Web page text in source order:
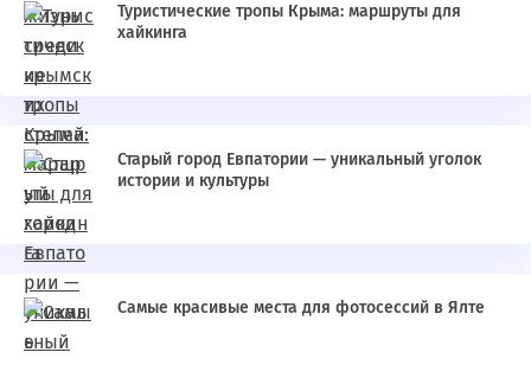
Туристические тропы Крыма: маршруты для
хайкинга
Старый город Евпатории — уникальный уголок
истории и культуры
Самые красивые места для фотосессий в Ялте